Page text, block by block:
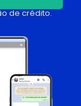
de crédito.